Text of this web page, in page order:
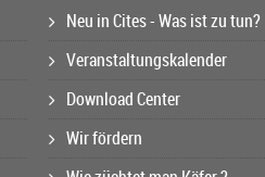
Neu in Cites - Was ist zu tun?
Veranstaltungskalender
Download Center
Wir fördern